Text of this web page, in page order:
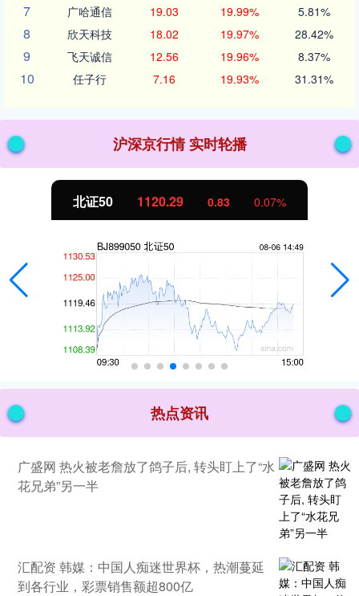
7 广哈通信 19.03 19.99% 5.81%
8 欣天科技 18.02 19.97% 28.42%
9 飞天诚信 12.56 19.96% 8.37%
10 任子行 7.16 19.93% 31.31%
沪深京行情 实时轮播
北证50 1120.29 0.83 0.07%
热点资讯
广盛网 热火被老詹放了鸽子后, 转头盯上了“水
花兄弟”另一半
汇配资 韩媒：中国人痴迷世界杯，热潮蔓延
到各行业，彩票销售额超800亿